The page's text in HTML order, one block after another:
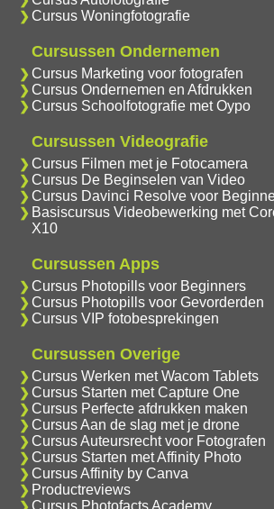
Cursus Woningfotografie
Cursussen Ondernemen
Cursus Marketing voor fotografen
Cursus Ondernemen en Afdrukken
Cursus Schoolfotografie met Oypo
Cursussen Videografie
Cursus Filmen met je Fotocamera
Cursus De Beginselen van Video
Cursus Davinci Resolve voor
Basiscursus Videobewerking met
X10
Cursussen Apps
Cursus Photopills voor Beginners
Cursus Photopills voor Gevorderden
Cursus VIP fotobesprekingen
Cursussen Overige
Cursus Werken met Wacom Tablets
Cursus Starten met Capture One
Cursus Perfecte afdrukken maken
Cursus Aan de slag met je drone
Cursus Auteursrecht voor Fotografen
Cursus Starten met Affinity Photo
Cursus Affinity by Canva
Productreviews